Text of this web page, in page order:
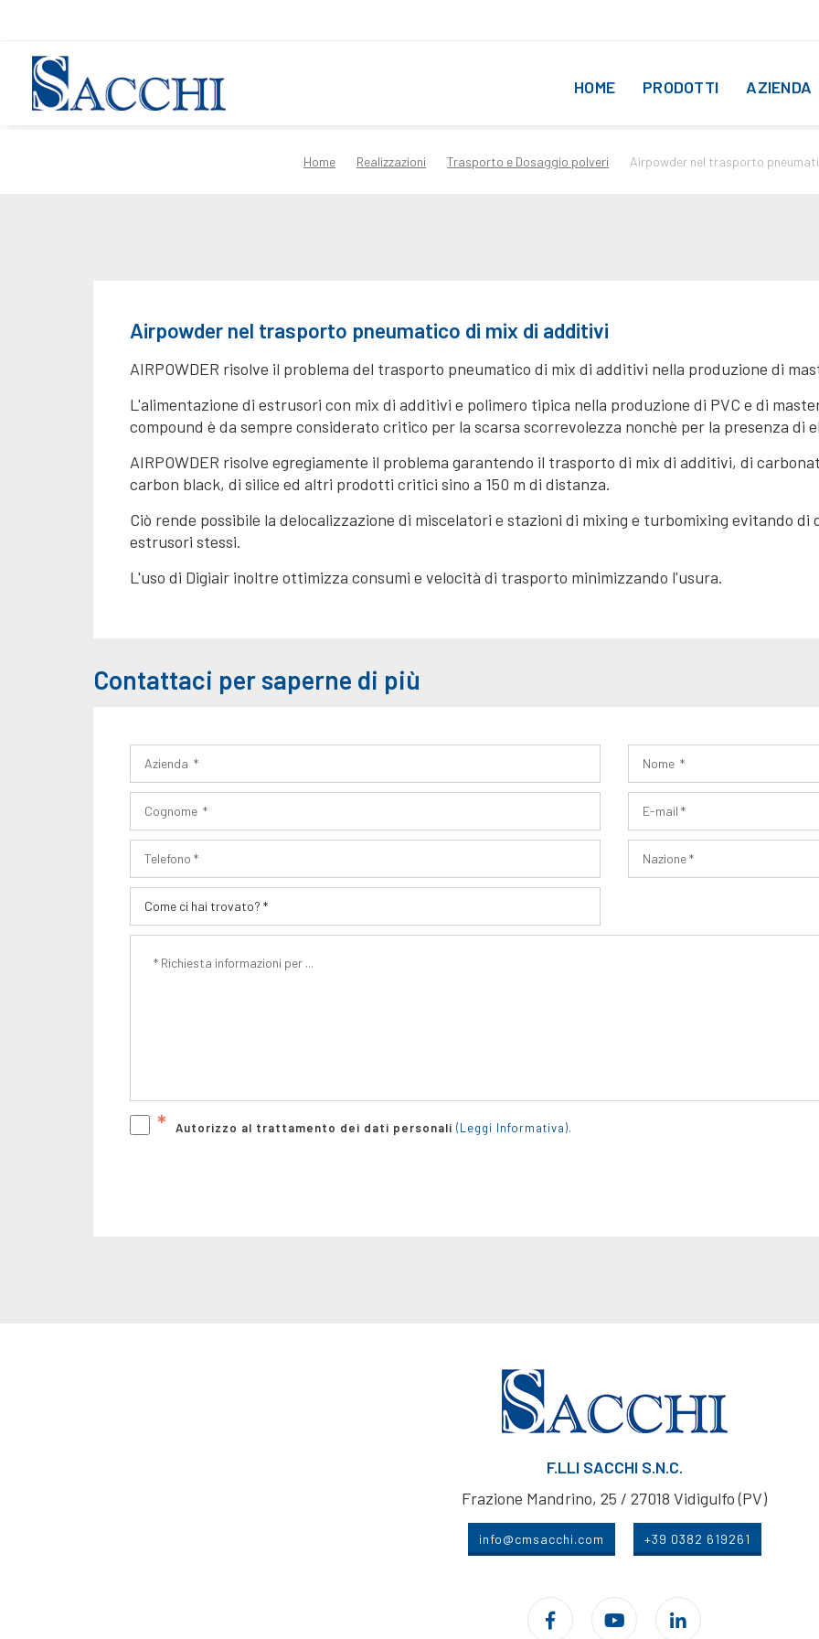
HOME PRODOTTI AZIENDA
Home Realizzazioni Trasporto e Dosaggio polveri Airpowder nel trasporto
Airpowder nel trasporto pneumatico di mix di additivi
AIRPOWDER risolve il problema del trasporto pneumatico di mix di additivi nella produzione di
L'alimentazione di estrusori con mix di additivi e polimero tipica nella produzione di PVC e di
compound è da sempre considerato critico per la scarsa scorrevolezza nonchè per la presenza di
AIRPOWDER risolve egregiamente il problema garantendo il trasporto di mix di additivi, di
carbon black, di silice ed altri prodotti critici sino a 150 m di distanza.
Ciò rende possibile la delocalizzazione di miscelatori e stazioni di mixing e turbomixing evitando di
estrusori stessi.
L'uso di Digiair inoltre ottimizza consumi e velocità di trasporto minimizzando l'usura.
Contattaci per saperne di più
* Autorizzo al trattamento dei dati personali (Leggi Informativa).
F.LLI SACCHI S.N.C.
Frazione Mandrino, 25 / 27018 Vidigulfo (PV)
info@cmsacchi.com +39 0382 619261